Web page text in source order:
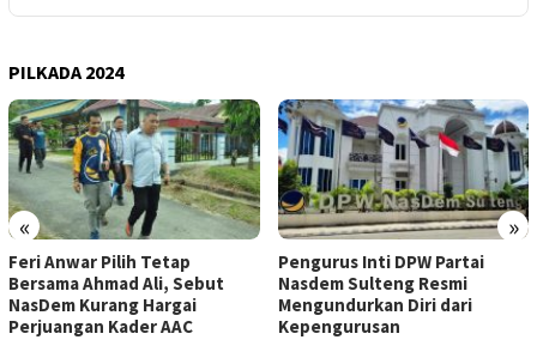
PILKADA 2024
« »
Feri Anwar Pilih Tetap
Bersama Ahmad Ali, Sebut
NasDem Kurang Hargai
Perjuangan Kader AAC
Pengurus Inti DPW Partai
Nasdem Sulteng Resmi
Mengundurkan Diri dari
Kepengurusan